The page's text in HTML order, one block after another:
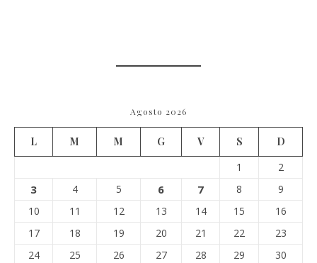
Agosto 2026
L M M G V S
D
1
2
3 4 5 6 7 8
9
10
11 12 13 14 15
16
17
18 19 20 21 22
23
24
25 26 27 28 29
30